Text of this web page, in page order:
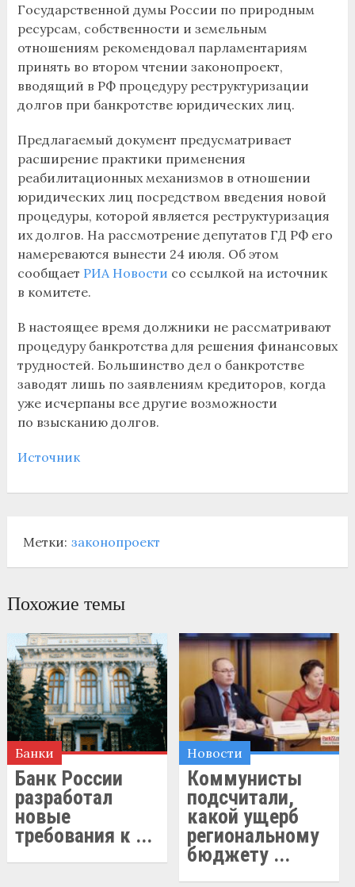
Государственной думы России по природным
ресурсам, собственности и земельным
отношениям рекомендовал парламентариям
принять во втором чтении законопроект,
вводящий в РФ процедуру реструктуризации
долгов при банкротстве юридических лиц.
Предлагаемый документ предусматривает
расширение практики применения
реабилитационных механизмов в отношении
юридических лиц посредством введения новой
процедуры, которой является реструктуризация
их долгов. На рассмотрение депутатов ГД РФ его
намереваются вынести 24 июля. Об этом
сообщает РИА Новости со ссылкой на источник
в комитете.
В настоящее время должники не рассматривают
процедуру банкротства для решения финансовых
трудностей. Большинство дел о банкротстве
заводят лишь по заявлениям кредиторов, когда
уже исчерпаны все другие возможности
по взысканию долгов.
Источник
Метки: законопроект
Похожие темы
Банки
Банк России
разработал
новые
требования к ...
Новости
Коммунисты
подсчитали,
какой ущерб
региональному
бюджету ...